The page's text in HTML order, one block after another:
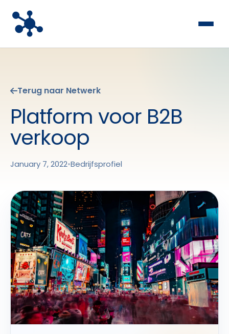
Terug naar Netwerk
Platform voor B2B
verkoop
January 7, 2022•Bedrijfsprofiel